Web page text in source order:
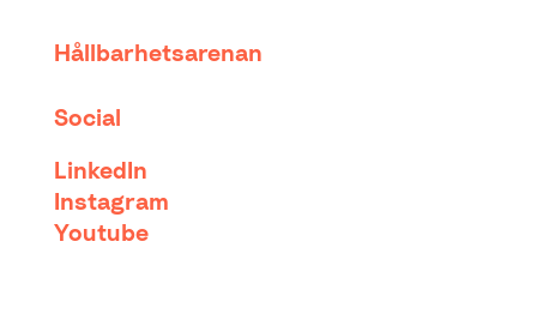
Hållbarhetsarenan
Social
LinkedIn
Instagram
Youtube